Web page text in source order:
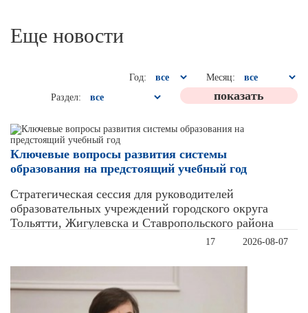
Еще новости
Год:
Месяц:
Раздел:
Ключевые вопросы развития системы
образования на предстоящий учебный год
Стратегическая сессия для руководителей
образовательных учреждений городского округа
Тольятти, Жигулевска и Ставропольского района
2026-08-07
17